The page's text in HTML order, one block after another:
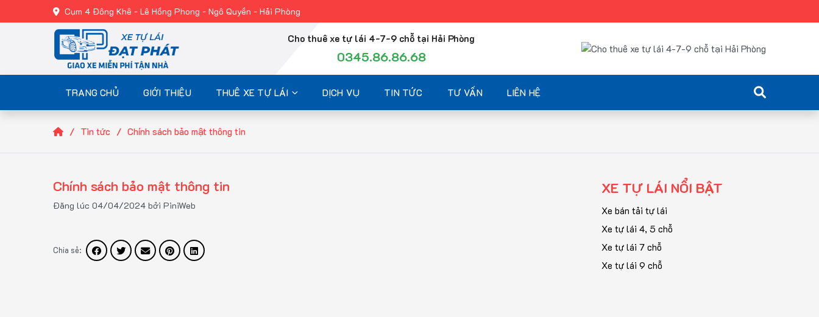
Cụm 4 Đông Khê - Lê Hồng Phong - Ngô Quyền - Hải Phòng
Cho thuê xe tự lái 4-7-9 chỗ tại Hải Phòng
0345.86.86.68
TRANG CHỦ GIỚI THIỆU THUÊ XE TỰ LÁI DỊCH VỤ TIN TỨC TƯ VẤN LIÊN HỆ
Tin tức Chính sách bảo mật thông tin
Chính sách bảo mật thông tin
Đăng lúc 04/04/2024 bởi PiniWeb
Chia sẻ:
XE TỰ LÁI NỔI BẬT
Xe bán tải tự lái
Xe tự lái 4, 5 chỗ
Xe tự lái 7 chỗ
Xe tự lái 9 chỗ